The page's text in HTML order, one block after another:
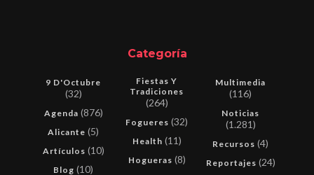
Categoría
9 D'Octubre
(32)
Agenda (876)
Alicante (5)
Artículos (10)
Blog (10)
Fiestas Y
Tradiciones
(264)
Fogueres (32)
Health (11)
Hogueras (8)
Multimedia
(116)
Noticias
(1.281)
Recursos (4)
Reportajes (24)